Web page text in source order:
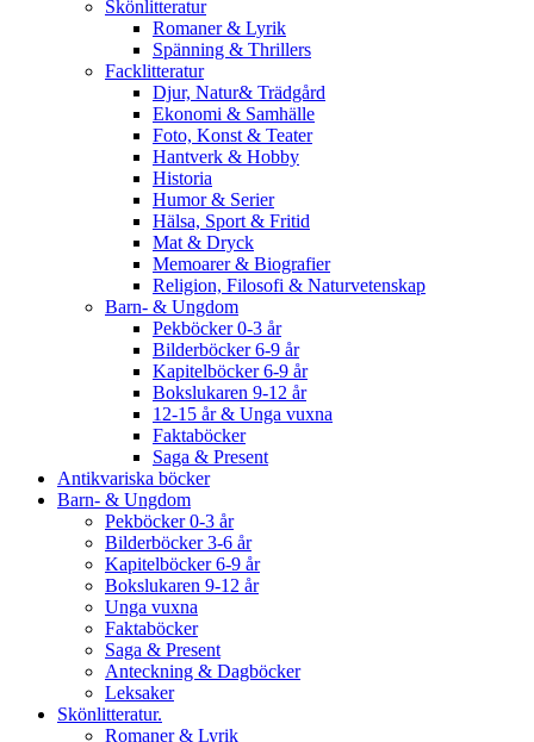
Skönlitteratur
Romaner & Lyrik
Spänning & Thrillers
Facklitteratur
Djur, Natur& Trädgård
Ekonomi & Samhälle
Foto, Konst & Teater
Hantverk & Hobby
Historia
Humor & Serier
Hälsa, Sport & Fritid
Mat & Dryck
Memoarer & Biografier
Religion, Filosofi & Naturvetenskap
Barn- & Ungdom
Pekböcker 0-3 år
Bilderböcker 6-9 år
Kapitelböcker 6-9 år
Bokslukaren 9-12 år
12-15 år & Unga vuxna
Faktaböcker
Saga & Present
Antikvariska böcker
Barn- & Ungdom
Pekböcker 0-3 år
Bilderböcker 3-6 år
Kapitelböcker 6-9 år
Bokslukaren 9-12 år
Unga vuxna
Faktaböcker
Saga & Present
Anteckning & Dagböcker
Leksaker
Skönlitteratur.
Romaner & Lyrik